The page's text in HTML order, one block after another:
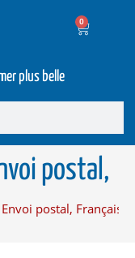
0
plus belle
postal,
postal, Français